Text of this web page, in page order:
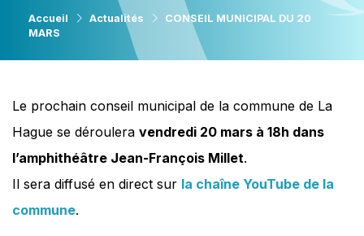
Accueil Actualités
CONSEIL MUNICIPAL DU 20
MARS
Le prochain conseil municipal de la commune de La
Hague se déroulera vendredi 20 mars à 18h dans
l’amphithéâtre Jean-François Millet.
Il sera diffusé en direct sur la chaîne YouTube de la
commune.